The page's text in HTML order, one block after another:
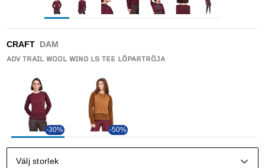
CRAFT DAM
ADV TRAIL WOOL WIND LS TEE LÖPARTRÖJA
-30% -50%
Välj storlek